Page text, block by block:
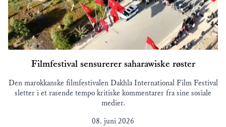
Filmfestival sensurerer saharawiske røster
Den marokkanske filmfestivalen Dakhla International Film Festival
sletter i et rasende tempo kritiske kommentarer fra sine sosiale
medier.
08. juni 2026